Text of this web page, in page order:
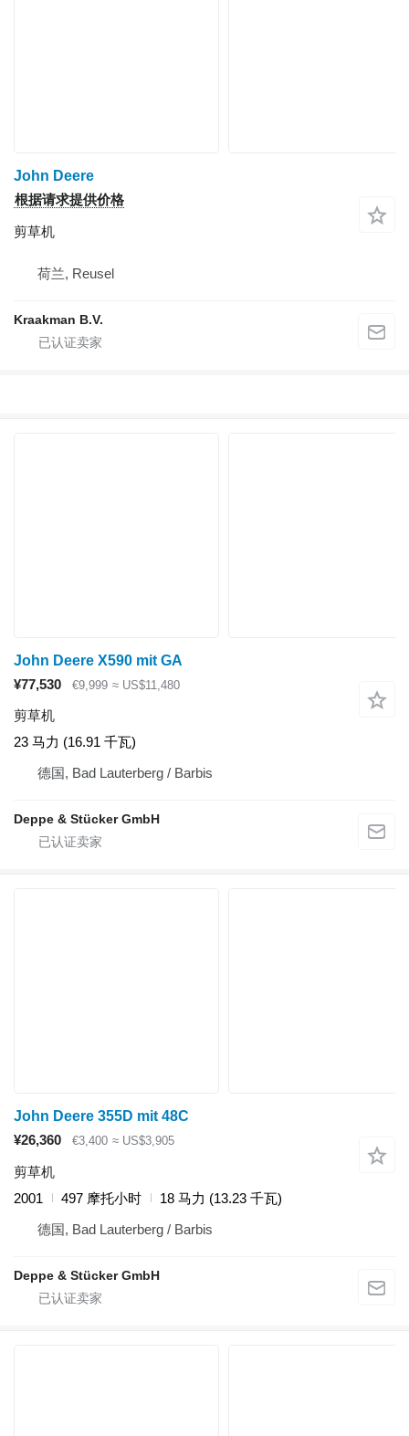
John Deere
根据请求提供价格
剪草机
荷兰, Reusel
Kraakman B.V.
John Deere X590 mit GA
¥77,530
€9,999 ≈ US$11,480
剪草机
23 马力 (16.91 千瓦)
德国, Bad Lauterberg / Barbis
Deppe & Stücker GmbH
John Deere 355D mit 48C
¥26,360
€3,400 ≈ US$3,905
剪草机
2001
497 摩托小时
18 马力 (13.23 千瓦)
德国, Bad Lauterberg / Barbis
Deppe & Stücker GmbH